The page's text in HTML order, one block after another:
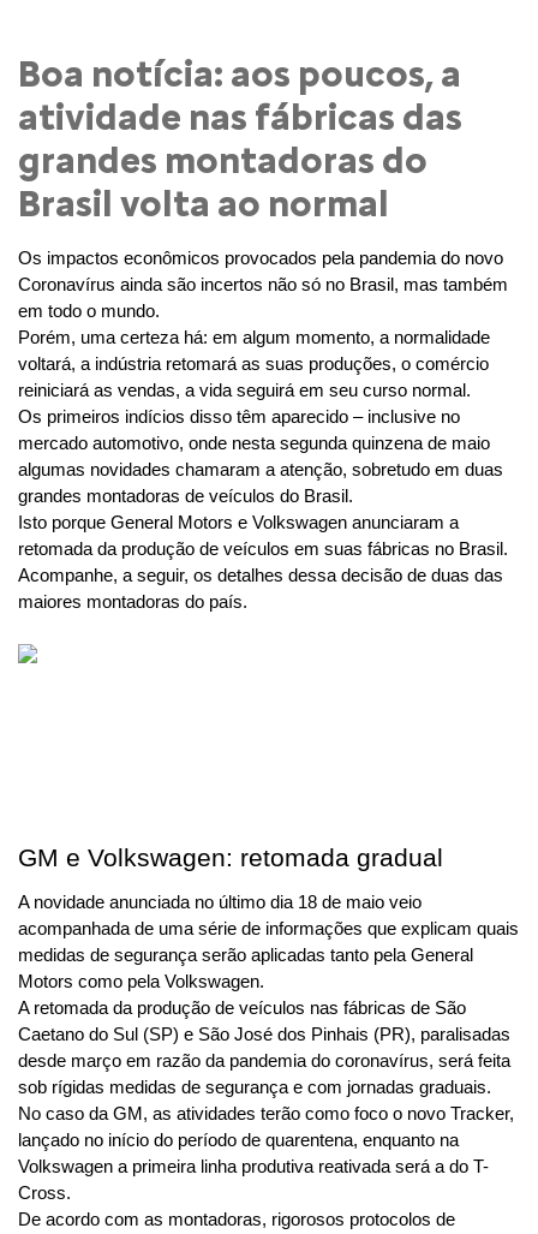
Boa notícia: aos poucos, a
atividade nas fábricas das
grandes montadoras do
Brasil volta ao normal
Os impactos econômicos provocados pela pandemia do novo
Coronavírus ainda são incertos não só no Brasil, mas também
em todo o mundo.
Porém, uma certeza há: em algum momento, a normalidade
voltará, a indústria retomará as suas produções, o comércio
reiniciará as vendas, a vida seguirá em seu curso normal.
Os primeiros indícios disso têm aparecido – inclusive no
mercado automotivo, onde nesta segunda quinzena de maio
algumas novidades chamaram a atenção, sobretudo em duas
grandes montadoras de veículos do Brasil.
Isto porque General Motors e Volkswagen anunciaram a
retomada da produção de veículos em suas fábricas no Brasil.
Acompanhe, a seguir, os detalhes dessa decisão de duas das
maiores montadoras do país.
GM e Volkswagen: retomada gradual
A novidade anunciada no último dia 18 de maio veio
acompanhada de uma série de informações que explicam quais
medidas de segurança serão aplicadas tanto pela General
Motors como pela Volkswagen.
A retomada da produção de veículos nas fábricas de São
Caetano do Sul (SP) e São José dos Pinhais (PR), paralisadas
desde março em razão da pandemia do coronavírus, será feita
sob rígidas medidas de segurança e com jornadas graduais.
No caso da GM, as atividades terão como foco o novo Tracker,
lançado no início do período de quarentena, enquanto na
Volkswagen a primeira linha produtiva reativada será a do T-
Cross.
De acordo com as montadoras, rigorosos protocolos de